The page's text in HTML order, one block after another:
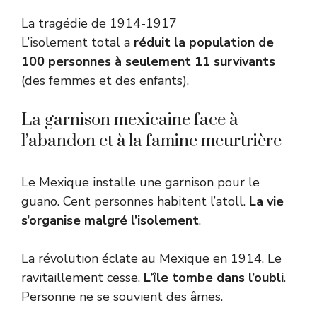
La tragédie de 1914-1917
L’isolement total a réduit la population de
100 personnes à seulement 11 survivants
(des femmes et des enfants).
La garnison mexicaine face à
l’abandon et à la famine meurtrière
Le Mexique installe une garnison pour le
guano. Cent personnes habitent l’atoll. La vie
s’organise malgré l’isolement.
La révolution éclate au Mexique en 1914. Le
ravitaillement cesse. L’île tombe dans l’oubli.
Personne ne se souvient des âmes.